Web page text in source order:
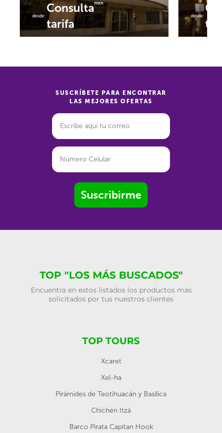
desde:
Consulta
tarifa
mxn
desde:
SUSCRÍBETE PARA ENCONTRAR
LAS MEJORES OFERTAS
Suscribirme
TOP "LOS MÁS BUSCADOS"
Encuentra en estos listados los productos más
solicitados por tus nuestros clientes
TOP TOURS
Xcaret
Xel-ha
Pirámides de Teotihuacán y Basílica
Chichén Itzá
Barco Pirata Capitan Hook